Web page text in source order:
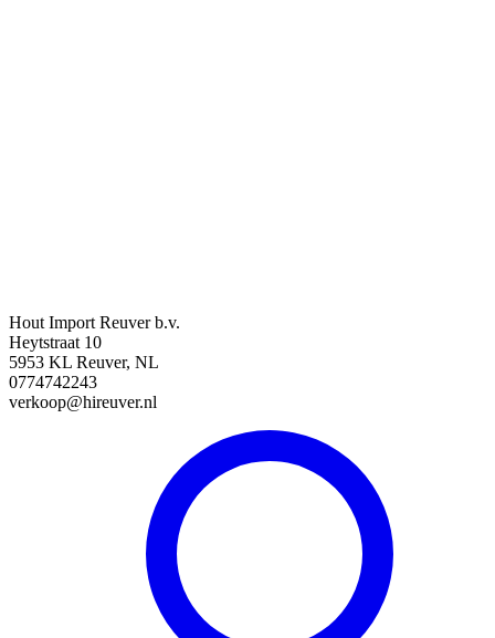
Hout Import Reuver b.v.
Heytstraat 10
5953 KL Reuver, NL
0774742243
verkoop@hireuver.nl